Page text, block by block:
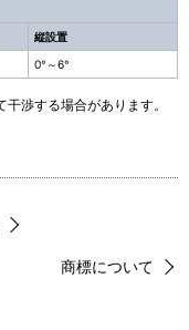
縦設置
0°～6°
渉する場合があります。
商標について